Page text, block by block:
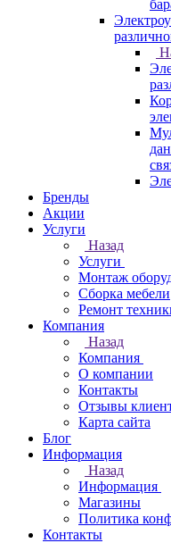
Бренды
Акции
Услуги
Назад
Услуги
Монтаж
Сборка мебели
Ремонт
Компания
Назад
Компания
О компании
Контакты
Отзывы
Карта сайта
Блог
Информация
Назад
Информация
Магазины
Политика
Контакты